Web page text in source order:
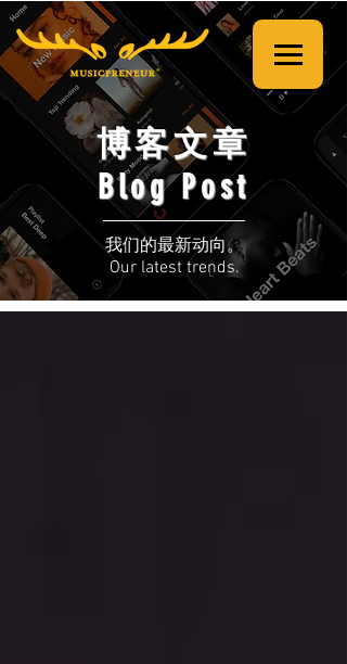
博客文章
Blog Post
我们的最新动向。
Our latest trends.